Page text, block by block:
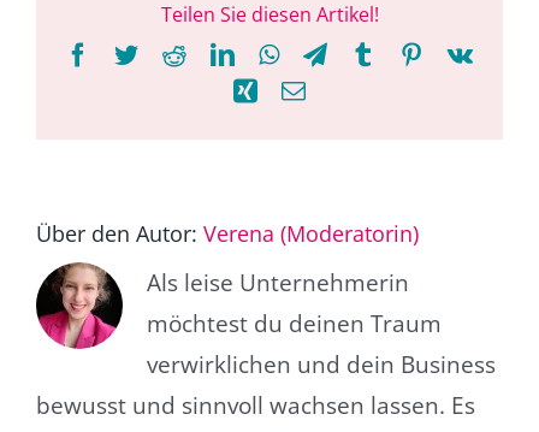
Teilen Sie diesen Artikel!
Facebook
TwitterRedditLinkedInWhatsAppTelegram
TumblrPinterest
Vk
XingE-
Über den Autor: Verena (Moderatorin)
Als leise Unternehmerin
möchtest du deinen Traum
verwirklichen und dein Business
bewusst und sinnvoll wachsen lassen. Es